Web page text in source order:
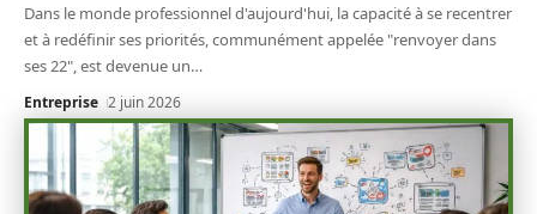
Dans le monde professionnel d'aujourd'hui, la capacité à se recentrer
et à redéfinir ses priorités, communément appelée "renvoyer dans
ses 22", est devenue un…
Entreprise 2 juin 2026